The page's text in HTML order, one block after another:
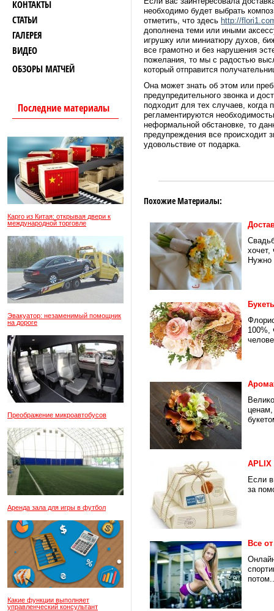
КОНТАКТЫ
СТАТЬИ
ГАЛЕРЕЯ
ВИДЕО
ОБЗОРЫ МАТЧЕЙ
Последние материалы
Карго из Китая: открывая двери к
международной торговле
Эвакуатор: незаменимый помощник
на дороге
Преображение микроавтобусов
Аренда зала для игры в футбол
Какие функции выполняет
управленческий консультант
необходимо будет выбрать
отметить, что здесь http://
дополнена теми или иными
игрушку или миниатюру духов,
все грамотно и без нарушения
пожелания, то мы с радостью
который отправится
Она может знать об этом или
предупредительного звонка и
подходит для тех случаев, когда
регламентируются
неформальной обстановке, то
предупреждения все происходит
удовольствие от подарка.
Похожие Материалы:
хочет,
Нужно
100%,
APLIX
Если
за
Все